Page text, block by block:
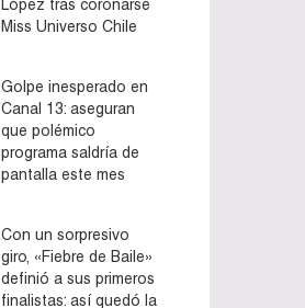
López tras coronarse
Miss Universo Chile
Golpe inesperado en
Canal 13: aseguran
que polémico
programa saldría de
pantalla este mes
Con un sorpresivo
giro, «Fiebre de Baile»
definió a sus primeros
finalistas: así quedó la